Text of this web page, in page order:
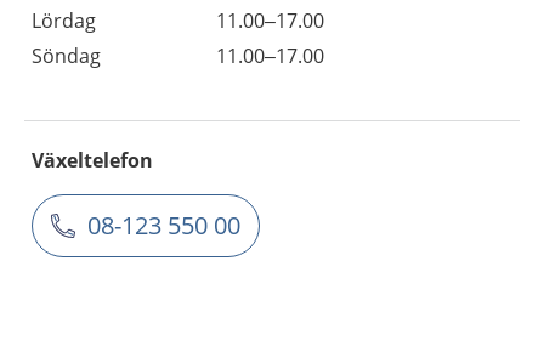
Lördag
11.00–17.00
Söndag
11.00–17.00
Växeltelefon
08-123 550 00